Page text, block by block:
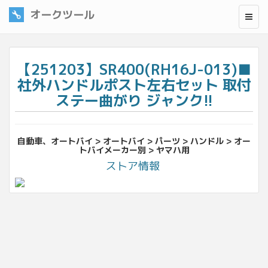
オークツール
【251203】SR400(RH16J-013)■
社外ハンドルポスト左右セット 取付
ステー曲がり ジャンク!!
自動車、オートバイ > オートバイ > パーツ > ハンドル > オー
トバイメーカー別 > ヤマハ用
ストア情報